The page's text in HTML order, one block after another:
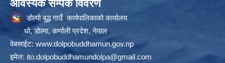
आवस्यक सम्पर्क विवरण
डोल्पो बुद्ध गाउँ कार्यपालिकाको कार्यालय
धो, डोल्पा, कर्णाली प्रदेश, नेपाल
वेबसाईट: www.dolpobuddhamun.gov.np
इमेल: ito.dolpobuddhamundolpa@gmail.com